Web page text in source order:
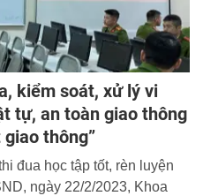
kiểm soát, xử lý vi
tự, an toàn giao thông
thông”
đua học tập tốt, rèn luyện
ngày 22/2/2023, Khoa